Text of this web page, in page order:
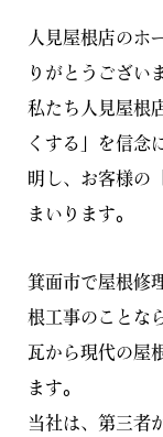
人見屋根店のホ
りがとうござい
私たち人見屋根
くする」を信念
明し、お客様の
まいります。
箕面市で屋根修
根工事のことな
瓦から現代の屋
ます。
当社は、第三者